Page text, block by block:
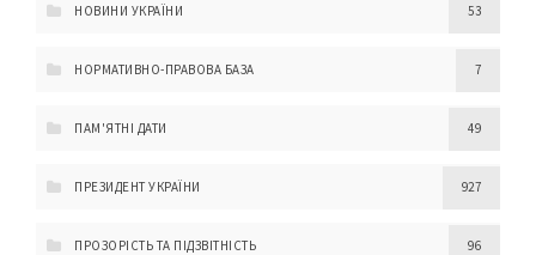
НОВИНИ УКРАЇНИ 53
НОРМАТИВНО-ПРАВОВА БАЗА 7
ПАМ'ЯТНІ ДАТИ 49
ПРЕЗИДЕНТ УКРАЇНИ 927
ПРОЗОРІСТЬ ТА ПІДЗВІТНІСТЬ 96